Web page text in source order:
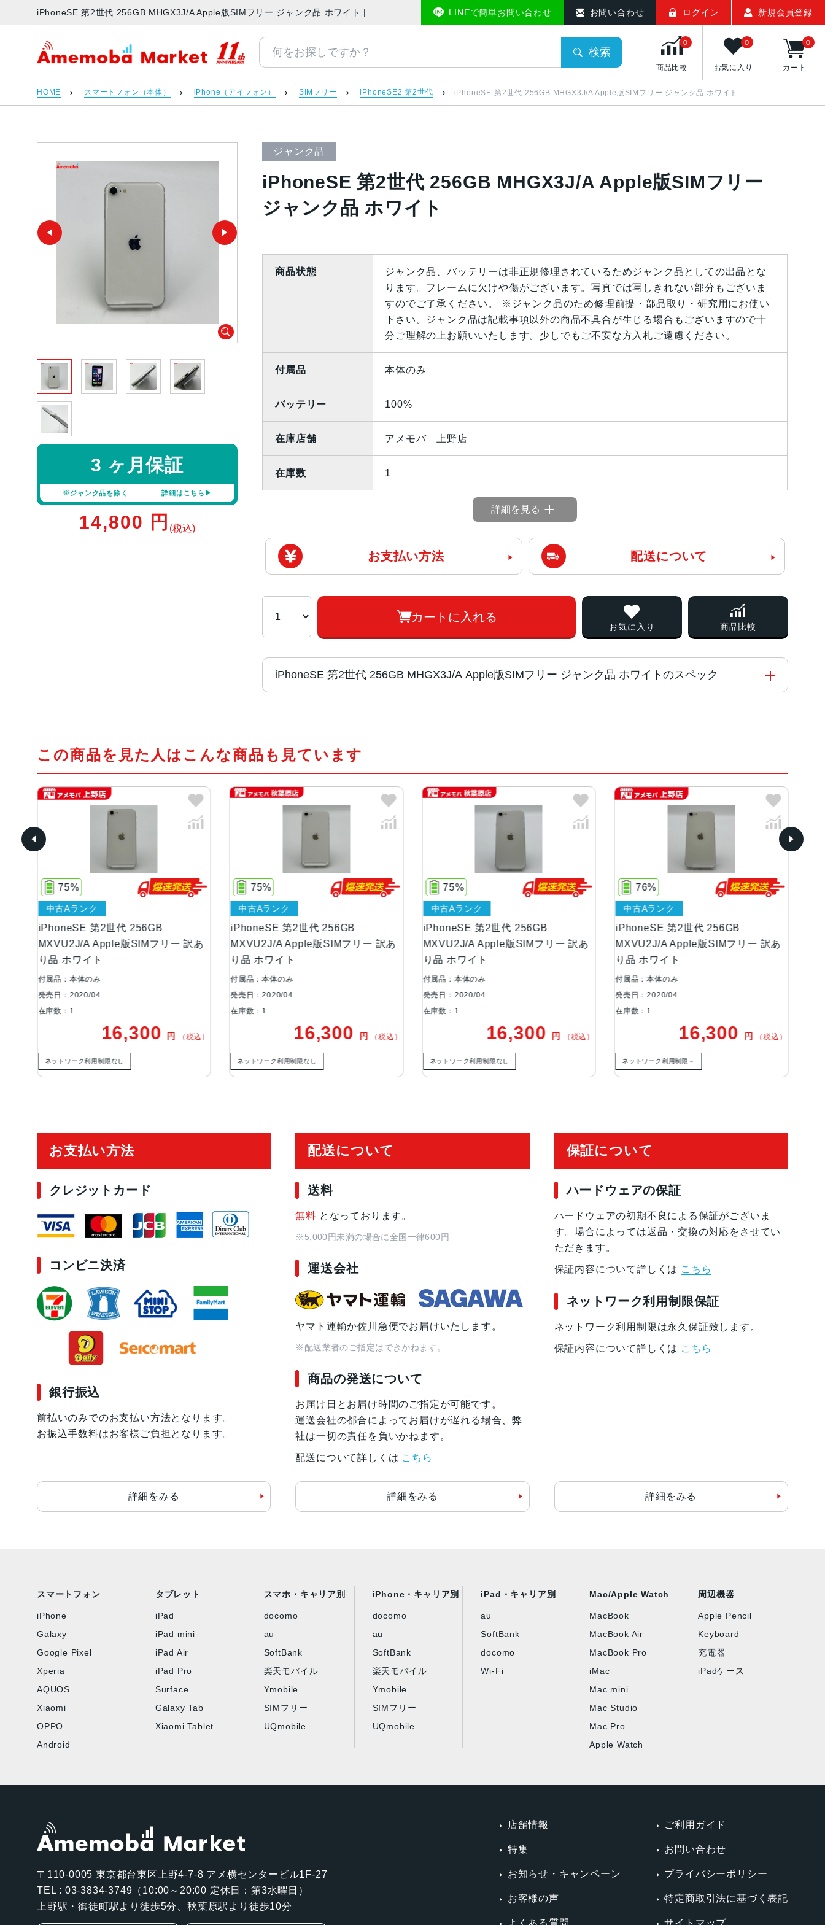
iPhoneSE 第2世代 256GB MHGX3J/A Apple版SIMフリー ジャンク品 ホワイト | 中古スマホ販売のアメモバマーケット
LINEで簡単お問い合わせ お問い合わせ ログイン 新規会員登録
アメモバマーケット
検索
商品比較
0
お気に入り
0
カート
0
HOME スマートフォン（本体） iPhone（アイフォン） SIMフリー iPhoneSE2 第2世代 iPhoneSE 第2世代 256GB MHGX3J/A Apple版SIMフリー ジャンク品 ホワイト
ジャンク品
iPhoneSE 第2世代 256GB MHGX3J/A Apple版SIMフリー
ジャンク品 ホワイト
3 ヶ月保証
※ジャンク品を除く 詳細はこちら
14,800 円 (税込)
商品状態
ジャンク品、バッテリーは非正規修理されているためジャンク品としての出品とな
ります。フレームに欠けや傷がございます。写真では写しきれない部分もございま
すのでご了承ください。 ※ジャンク品のため修理前提・部品取り・研究用にお使い
下さい。ジャンク品は記載事項以外の商品不具合が生じる場合もございますので十
分ご理解の上お願いいたします。少しでもご不安な方入札ご遠慮ください。
付属品 本体のみ
バッテリー 100%
在庫店舗 アメモバ 上野店
在庫数 1
詳細を見る
お支払い方法 配送について
カートに入れる
お気に入り 商品比較
iPhoneSE 第2世代 256GB MHGX3J/A Apple版SIMフリー ジャンク品 ホワイトのスペック
発売日
質量 148g
1334 X 750
アルミニウム, ガラス
ブロードバンド世
代
通信規格 CDMA方式, GSM方式, UMTS方式
Black, PRODUCT(RED) Special Edition, Red, White
認証機能 指紋認証
搭載センサー
ジャイロセンサー, デジタルコンパス, 加速度計, 周囲光センサー, 気圧センサー, 近
前面カメラ解像度 700万画素
ストレージ容量
この商品を見た人はこんな商品も見ています
iPhoneSE 第2世代 256GB
MXVU2J/A Apple版SIMフリー 訳あ
り品 ホワイト
75%
中古Aランク
付属品：本体のみ
発売日：2020/04
在庫数：1
16,300 円 （税込）
ネットワーク利用制限なし
iPhoneSE 第2世代 256GB
MXVU2J/A Apple版SIMフリー 訳あ
り品 ホワイト
75%
中古Aランク
付属品：本体のみ
発売日：2020/04
在庫数：1
16,300 円 （税込）
ネットワーク利用制限なし
iPhoneSE 第2世代 256GB
MXVU2J/A Apple版SIMフリー 訳あ
り品 ホワイト
75%
中古Aランク
付属品：本体のみ
発売日：2020/04
在庫数：1
16,300 円 （税込）
ネットワーク利用制限なし
iPhoneSE 第2世代 256GB
MXVU2J/A Apple版SIMフリー 訳あ
り品 ホワイト
76%
中古Aランク
付属品：本体のみ
発売日：2020/04
在庫数：1
16,300 円 （税込）
ネットワーク利用制限－
お支払い方法
クレジットカード
コンビニ決済
銀行振込
前払いのみでのお支払い方法となります。
お振込手数料はお客様ご負担となります。
詳細をみる
配送について
送料
無料 となっております。
※5,000円未満の場合に全国一律600円
運送会社
ヤマト運輸か佐川急便でお届けいたします。
※配送業者のご指定はできかねます。
商品の発送について
お届け日とお届け時間のご指定が可能です。
運送会社の都合によってお届けが遅れる場合、弊
社は一切の責任を負いかねます。
配送について詳しくは こちら
詳細をみる
保証について
ハードウェアの保証
ハードウェアの初期不良による保証がございま
す。場合によっては返品・交換の対応をさせてい
ただきます。
保証内容について詳しくは こちら
ネットワーク利用制限保証
ネットワーク利用制限は永久保証致します。
保証内容について詳しくは こちら
詳細をみる
スマートフォン
iPhone
Galaxy
Google Pixel
Xperia
AQUOS
Xiaomi
OPPO
Android
タブレット
iPad
iPad mini
iPad Air
iPad Pro
Surface
Galaxy Tab
Xiaomi Tablet
スマホ・キャリア別
docomo
au
SoftBank
楽天モバイル
Ymobile
SIMフリー
UQmobile
iPhone・キャリア別
docomo
au
SoftBank
楽天モバイル
Ymobile
SIMフリー
UQmobile
iPad・キャリア別
au
SoftBank
docomo
Wi-Fi
Mac/Apple Watch
MacBook
MacBook Air
MacBook Pro
iMac
Mac mini
Mac Studio
Mac Pro
Apple Watch
周辺機器
Apple Pencil
Keyboard
充電器
iPadケース
〒110-0005 東京都台東区上野4-7-8 アメ横センタービル1F-27
TEL : 03-3834-3749（10:00～20:00 定休日：第3水曜日）
上野駅・御徒町駅より徒歩5分、秋葉原駅より徒歩10分
店舗情報
特集
お知らせ・キャンペーン
お客様の声
よくある質問
ご利用ガイド
お問い合わせ
プライバシーポリシー
特定商取引法に基づく表記
サイトマップ